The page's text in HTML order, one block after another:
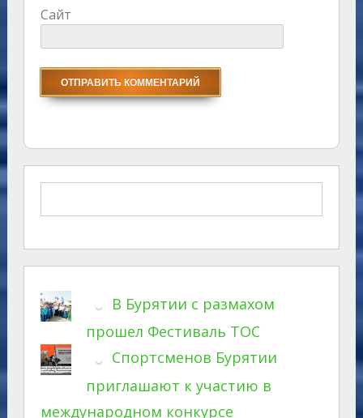
Сайт
В Бурятии с размахом
прошел Фестиваль ТОС
Спортсменов Бурятии
приглашают к участию в
международном конкурсе